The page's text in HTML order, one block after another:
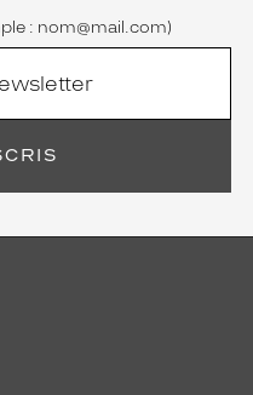
: nom@mail.com)